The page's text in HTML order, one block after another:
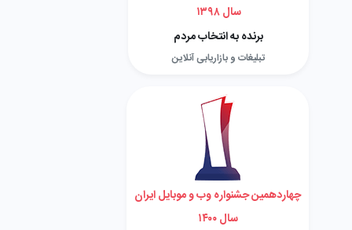
سال ۱۳۹۸
برنده به انتخاب مردم
تبلیغات و بازاریابی آنلاین
چهاردهمین جشنواره وب و موبایل ایران
سال ۱۴۰۰